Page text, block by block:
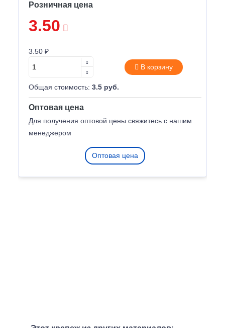
Розничная цена
3.50
3.50 ₽
В корзину
Общая стоимость: 3.5 руб.
Оптовая цена
Для получения оптовой цены свяжитесь с нашим
менеджером
Оптовая цена